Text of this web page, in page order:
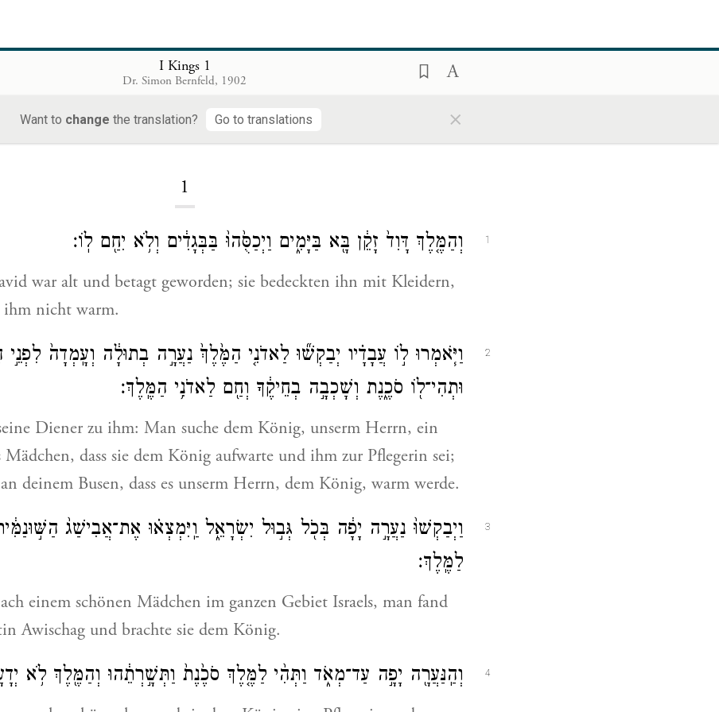
I Kings 1
Dr. Simon Bernfeld, 1902
Want to change the translation? Go to translations ×
I Kings
1
1 וְהַמֶּ֤לֶךְ דָּוִד֙ זָקֵ֔ן בָּ֖א בַּיָּמִ֑ים וַיְכַסֻּ֙הוּ֙ בַּבְּגָדִ֔ים וְלֹ֥א יִחַ֖ם לֽוֹ׃
war alt und betagt geworden; sie bedeckten ihn mit Kleidern,
ihm nicht warm.
2
וַיֹּ֧אמְרוּ ל֣וֹ עֲבָדָ֗יו יְבַקְשׁ֞וּ לַאדֹנִ֤י הַמֶּ֙לֶךְ֙ נַעֲרָ֣ה בְתוּלָ֔ה וְעָֽמְדָה֙
וּתְהִי־ל֖וֹ סֹכֶ֑נֶת וְשָׁכְבָ֣ה בְחֵיקֶ֔ךָ וְחַ֖ם לַאדֹנִ֥י הַמֶּֽלֶךְ׃
Diener zu ihm: Man suche dem König, unserm Herrn, ein
dass sie dem König aufwarte und ihm zur Pflegerin sei;
deinem Busen, dass es unserm Herrn, dem König, warm werde.
3
וַיְבַקְשׁוּ֙ נַעֲרָ֣ה יָפָ֔ה בְּכֹ֖ל גְּב֣וּל יִשְׂרָאֵ֑ל וַֽיִּמְצְא֗וּ אֶת־אֲבִישַׁג֙
לַמֶּֽלֶךְ׃
einem schönen Mädchen im ganzen Gebiet Israels, man fand
Awischag und brachte sie dem König.
4 וְהַֽנַּעֲרָ֖ה יָפָ֣ה עַד־מְאֹ֑ד וַתְּהִ֨י לַמֶּ֤לֶךְ סֹכֶ֙נֶת֙ וַתְּשָׁ֣רְתֵ֔הוּ וְהַמֶּ֖לֶךְ לֹ֥א